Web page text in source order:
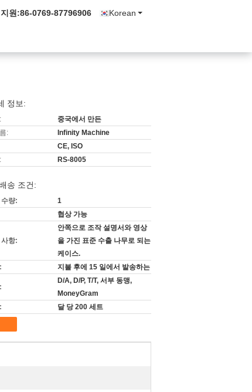
Korean
원:86-0769-87796906
정보:
중국에서 만든
:
Infinity Machine
CE, ISO
RS-8005
송 조건:
량:
1
협상 가능
항:
안쪽으로 조작 설명서와 영상
을 가진 표준 수출 나무로 되는
케이스.
지불 후에 15 일에서 발송하는
D/A, D/P, T/T, 서부 동맹,
MoneyGram
달 당 200 세트